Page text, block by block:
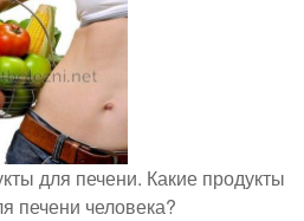
для печени. Какие продукты
печени человека?